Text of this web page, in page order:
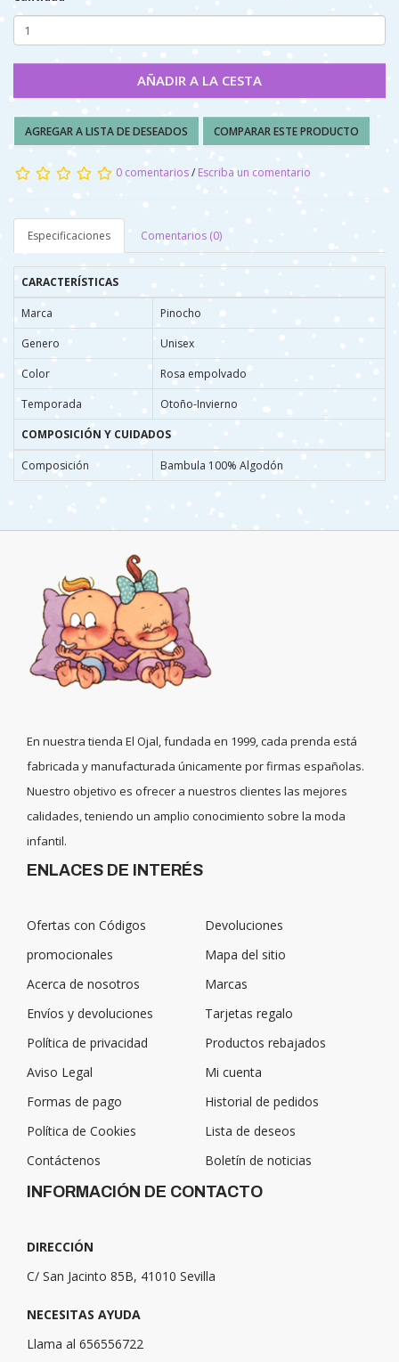
AÑADIR A LA CESTA
AGREGAR A LISTA DE DESEADOS COMPARAR ESTE PRODUCTO
0 comentarios/ Escriba un comentario
Especificaciones Comentarios (0)
CARACTERÍSTICAS
Marca
Pinocho
Genero
Unisex
Color
Rosa empolvado
Temporada
Otoño-Invierno
COMPOSICIÓN Y CUIDADOS
Composición Bambula 100% Algodón
En nuestra tienda El Ojal, fundada en 1999, cada prenda está
fabricada y manufacturada únicamente por firmas españolas.
Nuestro objetivo es ofrecer a nuestros clientes las mejores
calidades, teniendo un amplio conocimiento sobre la moda
infantil.
ENLACES DE INTERÉS
Ofertas con Códigos
promocionales
Acerca de nosotros
Envíos y devoluciones
Política de privacidad
Aviso Legal
Formas de pago
Política de Cookies
Contáctenos
Devoluciones
Mapa del sitio
Marcas
Tarjetas regalo
Productos rebajados
Mi cuenta
Historial de pedidos
Lista de deseos
Boletín de noticias
INFORMACIÓN DE CONTACTO
DIRECCIÓN
C/ San Jacinto 85B, 41010 Sevilla
NECESITAS AYUDA
Llama al 656556722